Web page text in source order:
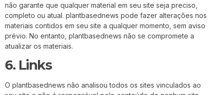
não garante que qualquer material em seu site seja preciso,
completo ou atual. plantbasednews pode fazer alterações nos
materiais contidos em seu site a qualquer momento, sem aviso
prévio. No entanto, plantbasednews não se compromete a
atualizar os materiais.
6. Links
O plantbasednews não analisou todos os sites vinculados ao